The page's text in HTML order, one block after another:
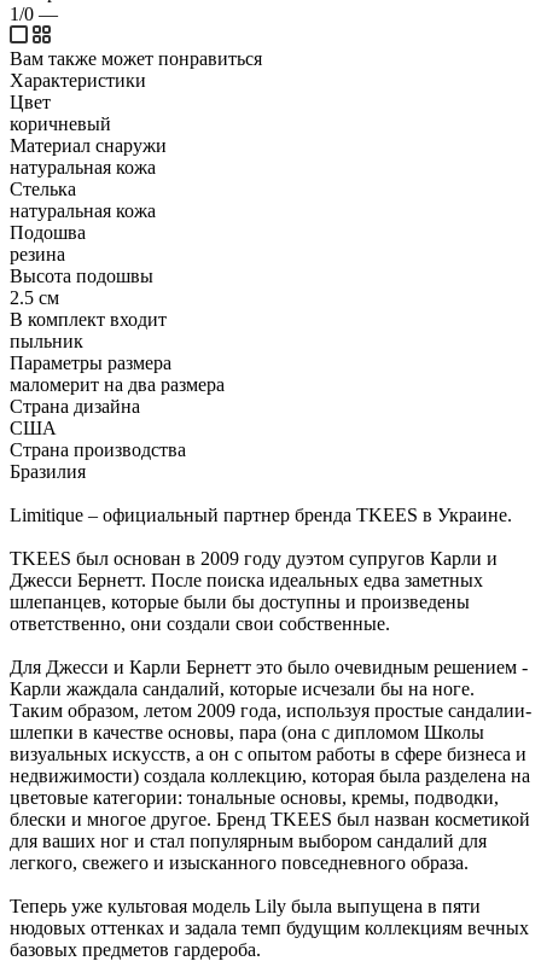
1/0 —
Вам также может понравиться
Характеристики
Цвет
коричневый
Материал снаружи
натуральная кожа
Стелька
натуральная кожа
Подошва
резина
Высота подошвы
2.5 см
В комплект входит
пыльник
Параметры размера
маломерит на два размера
Страна дизайна
США
Страна производства
Бразилия
Limitique – официальный партнер бренда TKEES в Украине.
TKEES был основан в 2009 году дуэтом супругов Карли и
Джесси Бернетт. После поиска идеальных едва заметных
шлепанцев, которые были бы доступны и произведены
ответственно, они создали свои собственные.
Для Джесси и Карли Бернетт это было очевидным решением -
Карли жаждала сандалий, которые исчезали бы на ноге.
Таким образом, летом 2009 года, используя простые сандалии-
шлепки в качестве основы, пара (она с дипломом Школы
визуальных искусств, а он с опытом работы в сфере бизнеса и
недвижимости) создала коллекцию, которая была разделена на
цветовые категории: тональные основы, кремы, подводки,
блески и многое другое. Бренд TKEES был назван косметикой
для ваших ног и стал популярным выбором сандалий для
легкого, свежего и изысканного повседневного образа.
Теперь уже культовая модель Lily была выпущена в пяти
нюдовых оттенках и задала темп будущим коллекциям вечных
базовых предметов гардероба.